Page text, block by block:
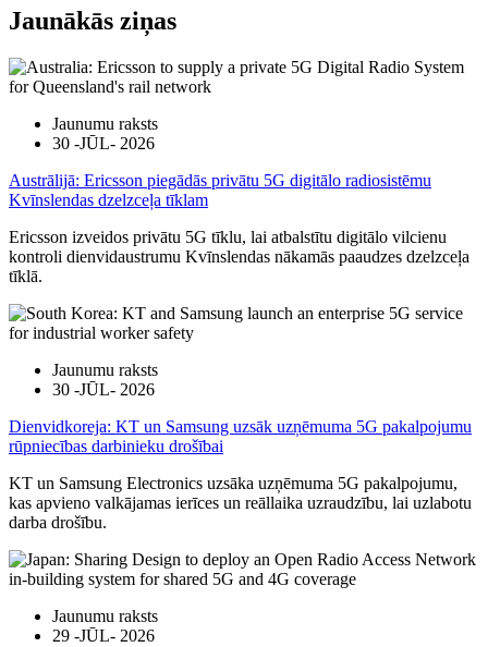
Jaunākās ziņas
Jaunumu raksts
30 -JŪL- 2026
Austrālijā: Ericsson piegādās privātu 5G digitālo radiosistēmu
Kvīnslendas dzelzceļa tīklam
Ericsson izveidos privātu 5G tīklu, lai atbalstītu digitālo vilcienu
kontroli dienvidaustrumu Kvīnslendas nākamās paaudzes dzelzceļa
tīklā.
Jaunumu raksts
30 -JŪL- 2026
Dienvidkoreja: KT un Samsung uzsāk uzņēmuma 5G pakalpojumu
rūpniecības darbinieku drošībai
KT un Samsung Electronics uzsāka uzņēmuma 5G pakalpojumu,
kas apvieno valkājamas ierīces un reāllaika uzraudzību, lai uzlabotu
darba drošību.
Jaunumu raksts
29 -JŪL- 2026